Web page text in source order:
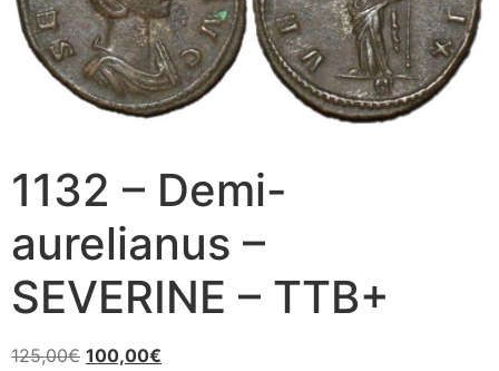
1132 – Demi-
aurelianus –
SEVERINE – TTB+
125,00€ 100,00€